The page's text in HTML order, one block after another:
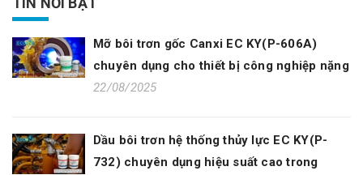
Mỡ bôi trơn gốc Canxi EC KY(P-606A)
chuyên dụng cho thiết bị công nghiệp nặng
22/08/2025
Dầu bôi trơn hệ thống thủy lực EC KY(P-
732) chuyên dụng hiệu suất cao trong